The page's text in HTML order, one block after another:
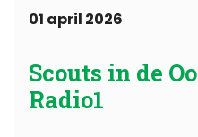
01 april 2026
Scouts in de
Radio1